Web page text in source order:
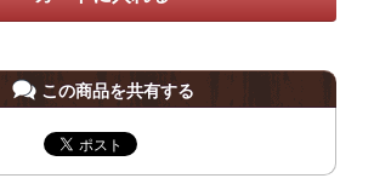
この商品を共有する